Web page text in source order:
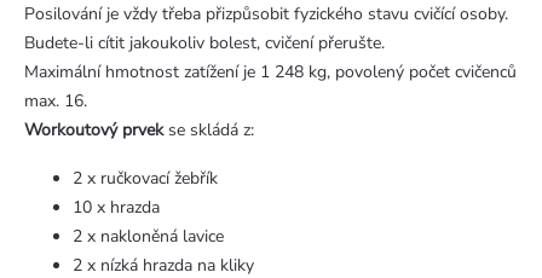
Posilování je vždy třeba přizpůsobit fyzického stavu cvičící osoby.
Budete-li cítit jakoukoliv bolest, cvičení přerušte.
Maximální hmotnost zatížení je 1 248 kg, povolený počet cvičenců
max. 16.
Workoutový prvekse skládá z:
2 x ručkovací žebřík
10 x hrazda
2 x nakloněná lavice
2 x nízká hrazda na kliky